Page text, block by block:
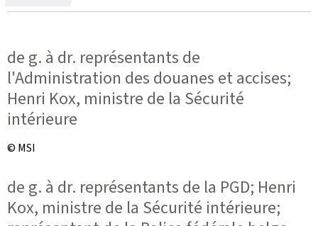
le
de g. à dr. représentants de
l'Administration des douanes et accises;
Henri Kox, ministre de la Sécurité
intérieure
© MSI
de g. à dr. représentants de la PGD; Henri
Kox, ministre de la Sécurité intérieure;